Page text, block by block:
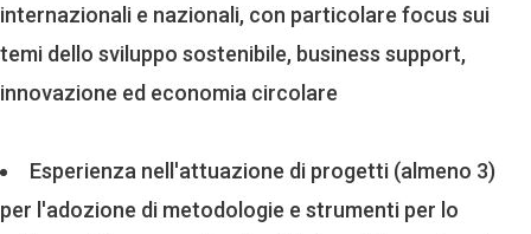
internazionali e nazionali, con particolare focus sui
temi dello sviluppo sostenibile, business support,
innovazione ed economia circolare
Esperienza nell'attuazione di progetti (almeno 3)
per l'adozione di metodologie e strumenti per lo